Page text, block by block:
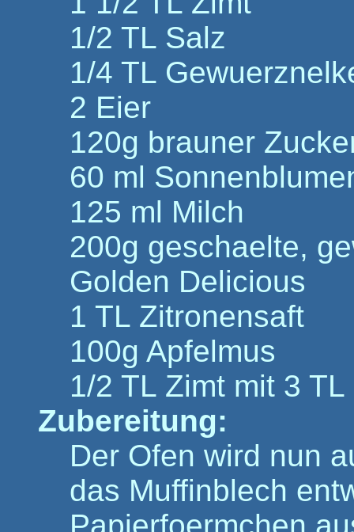
1/2 TL Salz
1/4 TL
2 Eier
120g brauner
60 ml
125 ml Milch
200g geschaelte,
Golden Delicious
1 TL Zitronensaft
100g Apfelmus
1/2 TL Zimt mit 3
Zubereitung:
Der Ofen wird nun
das Muffinblech